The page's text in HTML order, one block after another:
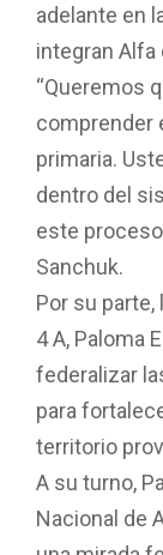
adelante en
integran Alfa
“Queremos
comprender
primaria.
dentro del
este
Sanchuk.
Por su parte,
4 A, Paloma
federalizar
para
territorio
A su turno,
Nacional de